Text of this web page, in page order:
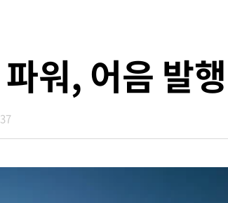
워, 어음 발